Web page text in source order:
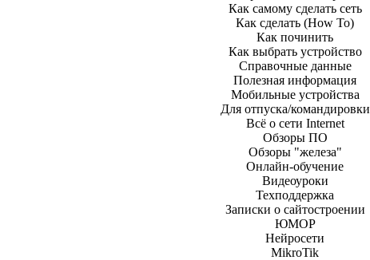
Как самому сделать сеть
Как сделать (How To)
Как починить
Как выбрать устройство
Справочные данные
Полезная информация
Мобильные устройства
Для отпуска/командировки
Всё о сети Internet
Обзоры ПО
Обзоры "железа"
Онлайн-обучение
Видеоуроки
Техподдержка
Записки о сайтостроении
ЮМОР
Нейросети
MikroTik